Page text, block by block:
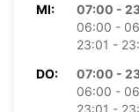
MI:
07:00 -
06:00 -
23:01 -
DO:
07:00 -
06:00 -
23:01 -